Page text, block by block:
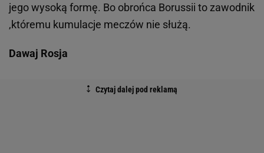
jego wysoką formę. Bo obrońca Borussii to zawodnik
,któremu kumulacje meczów nie służą.
Dawaj Rosja